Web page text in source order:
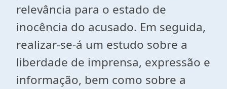
relevância para o estado de
inocência do acusado. Em seguida,
realizar-se-á um estudo sobre a
liberdade de imprensa, expressão e
informação, bem como sobre a